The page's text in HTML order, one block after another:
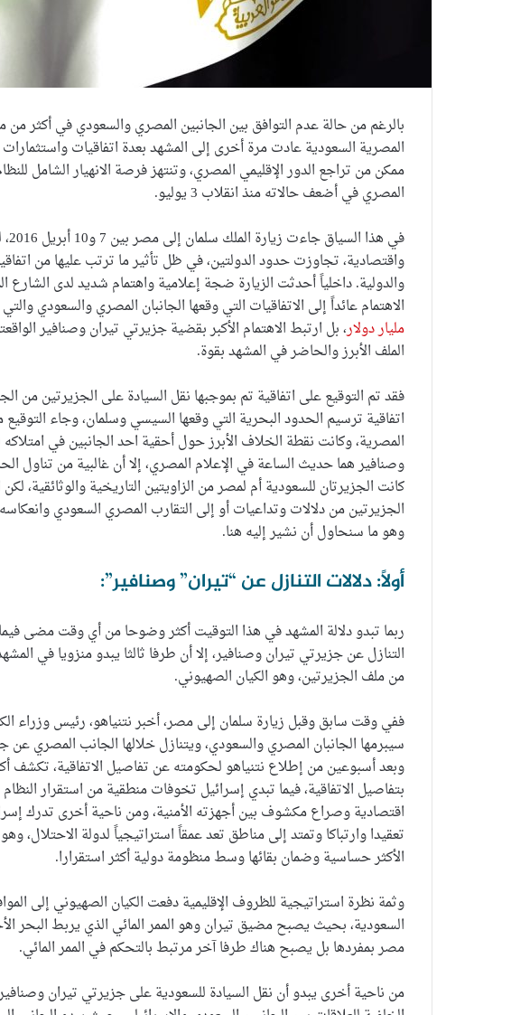
بالرغم من حالة عدم التوافق بين الجانبين المصري والسعودي في أكثر من
المصرية السعودية عادت مرة أخرى إلى المشهد بعدة اتفاقيات واستثمارات
ممكن من تراجع الدور الإقليمي المصري، وتنتهز فرصة الانهيار الشامل
المصري في أضعف حالاته منذ انقلاب 3 يوليو.
في
واقتصادية، تجاوزت حدود الدولتين، في ظل تأثير ما ترتب عليها من
والدولية. داخلياً أحدثت الزيارة ضجة إعلامية واهتمام شديد لدى
الاهتمام عائداً إلى الاتفاقيات التي وقعها الجانبان المصري والسعودي
مليار دولار، بل ارتبط الاهتمام الأكبر بقضية جزيرتي تيران وصنافير
الملف الأبرز والحاضر في المشهد بقوة.
فقد تم التوقيع على اتفاقية تم بموجبها نقل السيادة على الجزيرتين من
اتفاقية ترسيم الحدود البحرية التي وقعها السيسي وسلمان، وجاء
المصرية، وكانت نقطة الخلاف الأبرز حول أحقية احد الجانبين في
وصنافير هما حديث الساعة في الإعلام المصري، إلا أن غالبية من تناول
كانت الجزيرتان للسعودية أم لمصر من الزاويتين التاريخية والوثائقية،
الجزيرتين من دلالات وتداعيات أو إلى التقارب المصري السعودي
وهو ما سنحاول أن نشير إليه هنا.
أولاً: دلالات التنازل عن “تيران” وصنافير”:
ربما تبدو دلالة المشهد في هذا التوقيت أكثر وضوحا من أي وقت مضى
التنازل عن جزيرتي تيران وصنافير، إلا أن طرفا ثالثا يبدو منزويا في
من ملف الجزيرتين، وهو الكيان الصهيوني.
ففي وقت سابق وقبل زيارة سلمان إلى مصر، أخبر نتنياهو، رئيس وزراء
سيبرمها الجانبان المصري والسعودي، ويتنازل خلالها الجانب المصري
وبعد أسبوعين من إطلاع نتنياهو لحكومته عن تفاصيل الاتفاقية، تكشف
بتفاصيل الاتفاقية، فيما تبدي إسرائيل تخوفات منطقية من استقرار
اقتصادية وصراع مكشوف بين أجهزته الأمنية، ومن ناحية أخرى تدرك
تعقيدا وارتباكا وتمتد إلى مناطق تعد عمقاً استراتيجياً لدولة الاحتلال،
الأكثر حساسية وضمان بقائها وسط منظومة دولية أكثر استقرارا.
وثمة نظرة استراتيجية للظروف الإقليمية دفعت الكيان الصهيوني إلى
السعودية، بحيث يصبح مضيق تيران وهو الممر المائي الذي يربط البحر
مصر بمفردها بل يصبح هناك طرفا آخر مرتبط بالتحكم في الممر المائي.
من ناحية أخرى يبدو أن نقل السيادة للسعودية على جزيرتي تيران